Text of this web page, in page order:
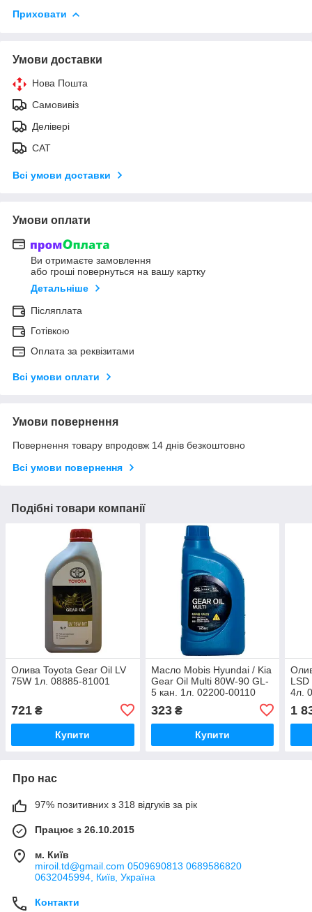
Приховати
Умови доставки
Нова Пошта
Самовивіз
Делівері
САТ
Всі умови доставки
Умови оплати
Ви отримаєте замовлення
або гроші повернуться на вашу картку
Детальніше
Післяплата
Готівкою
Оплата за реквізитами
Всі умови оплати
Умови повернення
Повернення товару впродовж 14 днів безкоштовно
Всі умови повернення
Подібні товари компанії
Олива Toyota Gear Oil LV
75W 1л. 08885-81001
721 ₴
Купити
Масло Mobis Hyundai / Kia
Gear Oil Multi 80W-90 GL-
5 кан. 1л. 02200-00110
323₴
Купити
4л.
1
Про нас
97% позитивних з 318 відгуків за рік
Працює з 26.10.2015
м. Київ
miroil.td@gmail.com 0509690813 0689586820
0632045994, Київ, Україна
Контакти